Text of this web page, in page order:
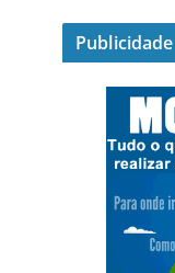
Publicidade